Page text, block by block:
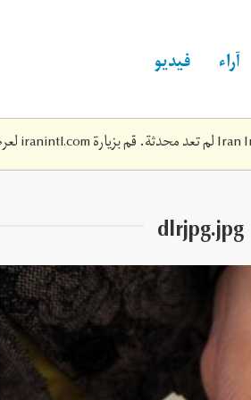
آراء فيديو
iranintl.com
dlrjpg.jpg